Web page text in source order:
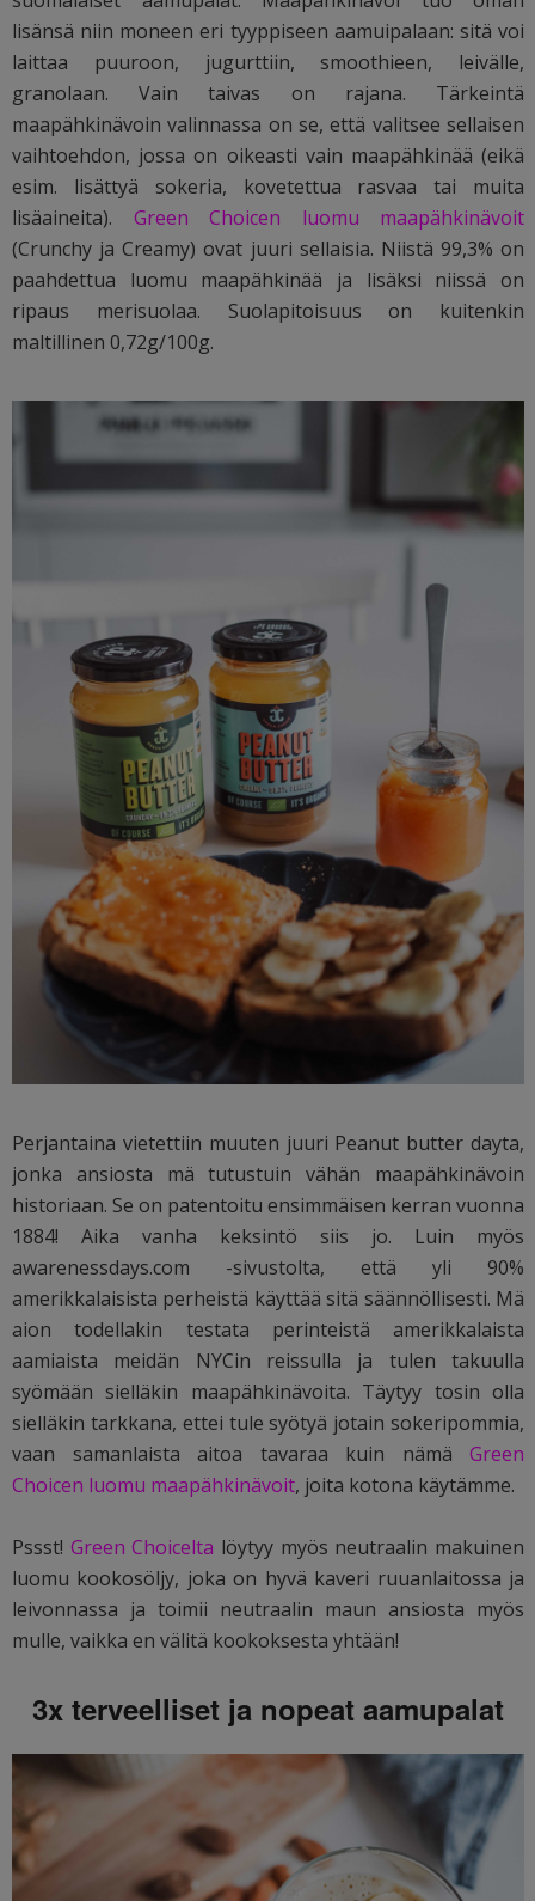
lisänsä niin moneen eri tyyppiseen aamuipalaan: sitä voi
laittaa puuroon, jugurttiin, smoothieen, leivälle,
granolaan. Vain taivas on rajana. Tärkeintä
maapähkinävoin valinnassa on se, että valitsee sellaisen
vaihtoehdon, jossa on oikeasti vain maapähkinää (eikä
esim. lisättyä sokeria, kovetettua rasvaa tai muita
lisäaineita). Green Choicen luomu maapähkinävoit
(Crunchy ja Creamy) ovat juuri sellaisia. Niistä 99,3% on
paahdettua luomu maapähkinää ja lisäksi niissä on
ripaus merisuolaa. Suolapitoisuus on kuitenkin
maltillinen 0,72g/100g.
Perjantaina vietettiin muuten juuri Peanut butter dayta,
jonka ansiosta mä tutustuin vähän maapähkinävoin
historiaan. Se on patentoitu ensimmäisen kerran vuonna
1884! Aika vanha keksintö siis jo. Luin myös
awarenessdays.com -sivustolta, että yli 90%
amerikkalaisista perheistä käyttää sitä säännöllisesti. Mä
aion todellakin testata perinteistä amerikkalaista
aamiaista meidän NYCin reissulla ja tulen takuulla
syömään sielläkin maapähkinävoita. Täytyy tosin olla
sielläkin tarkkana, ettei tule syötyä jotain sokeripommia,
vaan samanlaista aitoa tavaraa kuin nämäGreen
Choicen luomu maapähkinävoit, joita kotona käytämme.
Pssst! Green Choicelta löytyy myös neutraalin makuinen
luomu kookosöljy, joka on hyvä kaveri ruuanlaitossa ja
leivonnassa ja toimii neutraalin maun ansiosta myös
mulle, vaikka en välitä kookoksesta yhtään!
3x terveelliset ja nopeat aamupalat